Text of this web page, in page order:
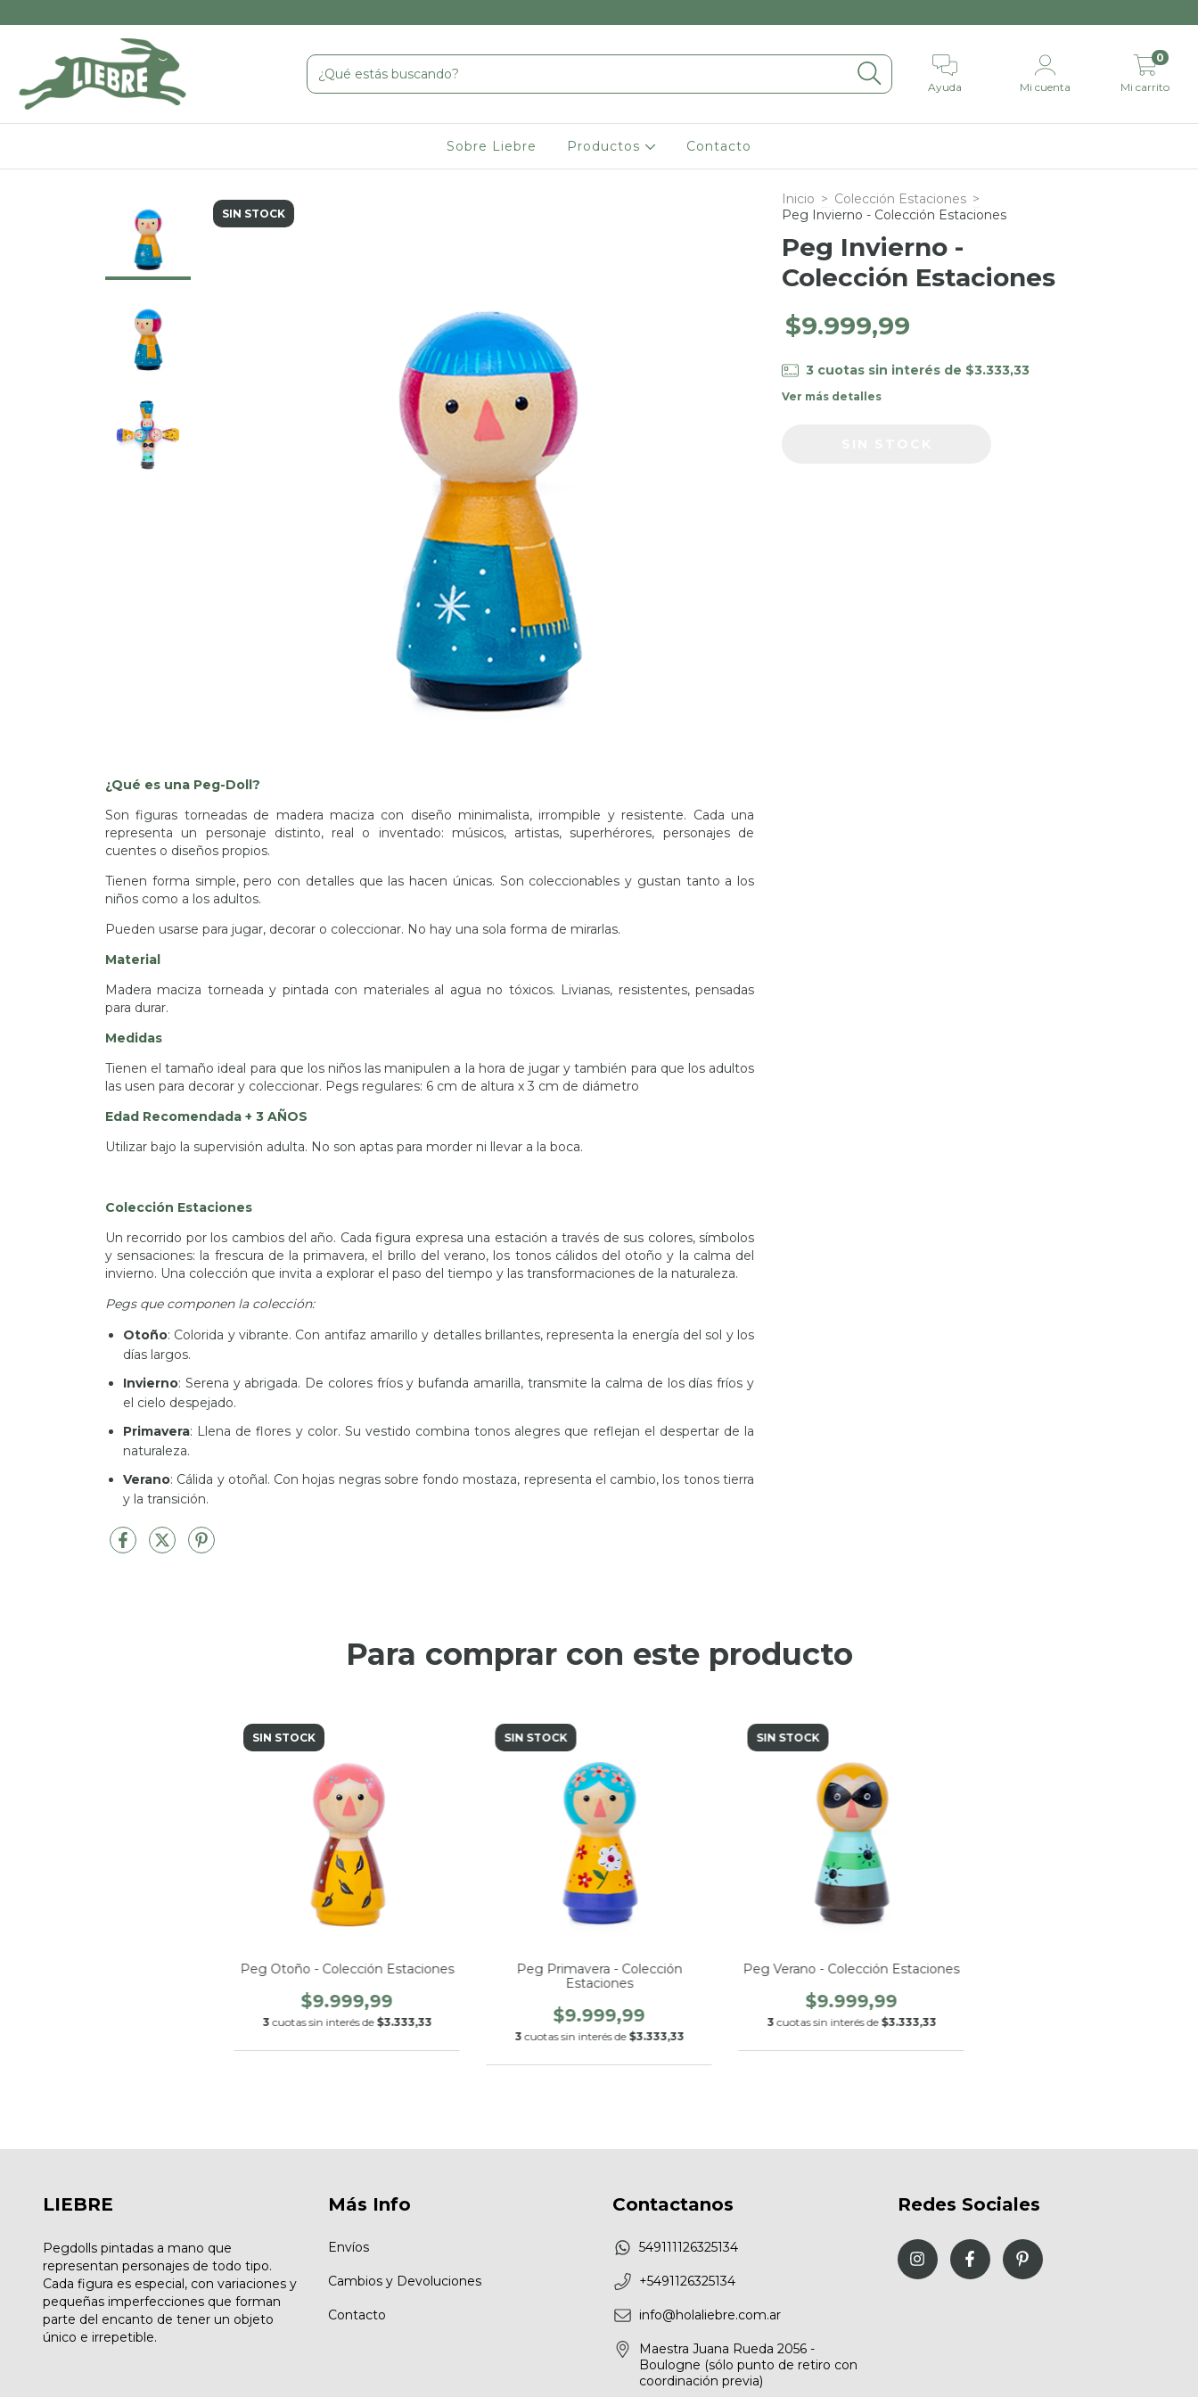
Ayuda Mi cuenta Mi carrito
0
Sobre Liebre Productos Contacto
SIN STOCK
¿Qué es una Peg-Doll?
Son figuras torneadas de madera maciza con diseño minimalista, irrompible y resistente. Cada una
representa un personaje distinto, real o inventado: músicos, artistas, superhérores, personajes de
cuentes o diseños propios.
Tienen forma simple, pero con detalles que las hacen únicas. Son coleccionables y gustan tanto a los
niños como a los adultos.
Pueden usarse para jugar, decorar o coleccionar. No hay una sola forma de mirarlas.
Material
Madera maciza torneada y pintada con materiales al agua no tóxicos. Livianas, resistentes, pensadas
para durar.
Medidas
Tienen el tamaño ideal para que los niños las manipulen a la hora de jugar y también para que los adultos
las usen para decorar y coleccionar. Pegs regulares: 6 cm de altura x 3 cm de diámetro
Edad Recomendada + 3 AÑOS
Utilizar bajo la supervisión adulta. No son aptas para morder ni llevar a la boca.
Colección Estaciones
Un recorrido por los cambios del año. Cada figura expresa una estación a través de sus colores, símbolos
y sensaciones: la frescura de la primavera, el brillo del verano, los tonos cálidos del otoño y la calma del
invierno. Una colección que invita a explorar el paso del tiempo y las transformaciones de la naturaleza.
Pegs que componen la colección:
Otoño: Colorida y vibrante. Con antifaz amarillo y detalles brillantes, representa la energía del sol y los
días largos.
Invierno: Serena y abrigada. De colores fríos y bufanda amarilla, transmite la calma de los días fríos y
el cielo despejado.
Primavera: Llena de flores y color. Su vestido combina tonos alegres que reflejan el despertar de la
naturaleza.
Verano: Cálida y otoñal. Con hojas negras sobre fondo mostaza, representa el cambio, los tonos tierra
y la transición.
Inicio > Colección Estaciones >
Peg Invierno - Colección Estaciones
Peg Invierno -
Colección Estaciones
$9.999,99
3 cuotas sin interés de $3.333,33
Ver más detalles
Para comprar con este producto
SIN STOCK
Peg Otoño - Colección Estaciones
$9.999,99
3 cuotas sin interés de $3.333,33
SIN STOCK
Peg Primavera - Colección
Estaciones
$9.999,99
3 cuotas sin interés de $3.333,33
SIN STOCK
Peg Verano - Colección Estaciones
$9.999,99
3 cuotas sin interés de $3.333,33
LIEBRE
Pegdolls pintadas a mano que
representan personajes de todo tipo.
Cada figura es especial, con variaciones y
pequeñas imperfecciones que forman
parte del encanto de tener un objeto
único e irrepetible.
Más Info
Envíos
Cambios y Devoluciones
Contacto
Contactanos
549111126325134
+5491126325134
info@holaliebre.com.ar
Maestra Juana Rueda 2056 -
Boulogne (sólo punto de retiro con
coordinación previa)
Redes Sociales